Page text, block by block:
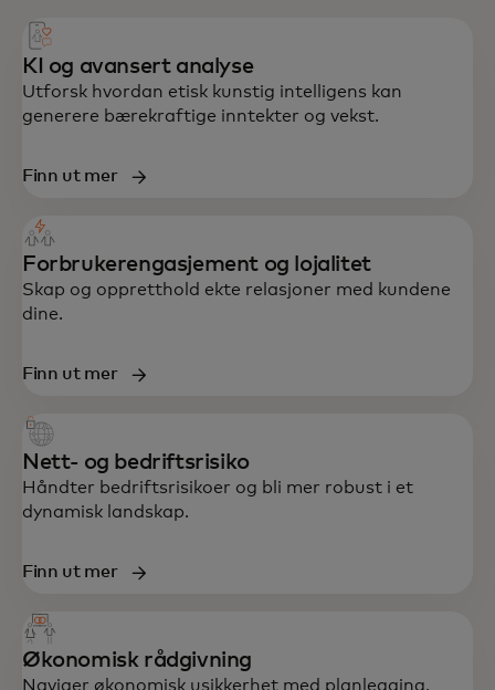
KI og avansert analyse
Utforsk hvordan etisk kunstig intelligens kan
generere bærekraftige inntekter og vekst.
Finn ut mer
Forbrukerengasjement og lojalitet
Skap og oppretthold ekte relasjoner med kundene
dine.
Finn ut mer
Nett- og bedriftsrisiko
Håndter bedriftsrisikoer og bli mer robust i et
dynamisk landskap.
Finn ut mer
Økonomisk rådgivning
Naviger økonomisk usikkerhet med planlegging,